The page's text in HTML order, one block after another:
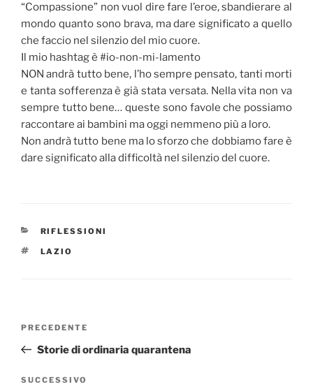
“Compassione” non vuol dire fare l’eroe, sbandierare al
mondo quanto sono brava, ma dare significato a quello
che faccio nel silenzio del mio cuore.
Il mio hashtag è #io-non-mi-lamento
NON andrà tutto bene, l’ho sempre pensato, tanti morti
e tanta sofferenza è già stata versata. Nella vita non va
sempre tutto bene… queste sono favole che possiamo
raccontare ai bambini ma oggi nemmeno più a loro.
Non andrà tutto bene ma lo sforzo che dobbiamo fare è
dare significato alla difficoltà nel silenzio del cuore.
CATEGORIE
RIFLESSIONI
TAG
LAZIO
Articolo
precedente:
PRECEDENTE
Storie di ordinaria quarantena
Articolo
SUCCESSIVO